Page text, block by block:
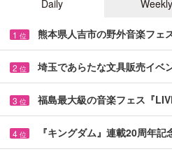
Daily
Weekly
1 位 熊本県人吉市の野外音楽フ
2 位 埼玉であらたな文具販売イ
3 位 福島最大級の音楽フェス『
4 位 『キングダム』連載20周年